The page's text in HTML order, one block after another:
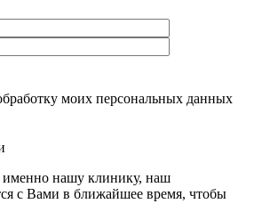
моих персональных данных
нашу клинику, наш
с Вами в ближайшее время, чтобы